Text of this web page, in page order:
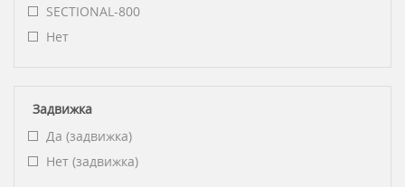
SECTIONAL-800
Нет
Задвижка
Да (задвижка)
Нет (задвижка)